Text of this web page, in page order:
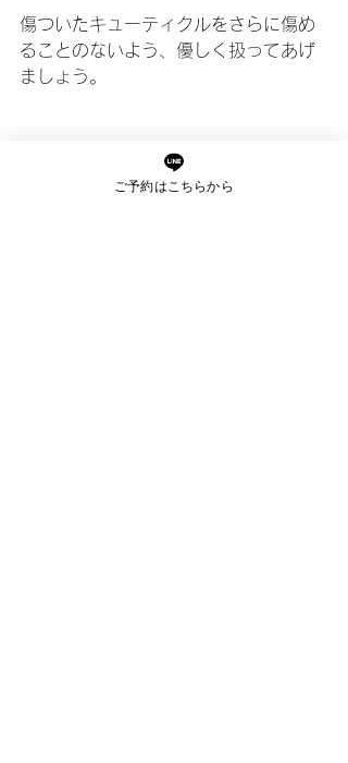
傷ついたキューティクルをさらに傷め
ることのないよう、優しく扱ってあげ
ましょう。
アミーベルで定期的なヘアエステを続
けていただくと、半年から一年あれ
ご予約はこちらから